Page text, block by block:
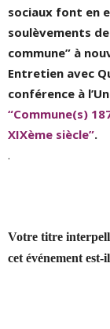
sociaux font en
soulèvements
commune” à
Entretien avec
conférence à
“Commune(s)
XIXème siècle”.
.
Votre titre
cet événement